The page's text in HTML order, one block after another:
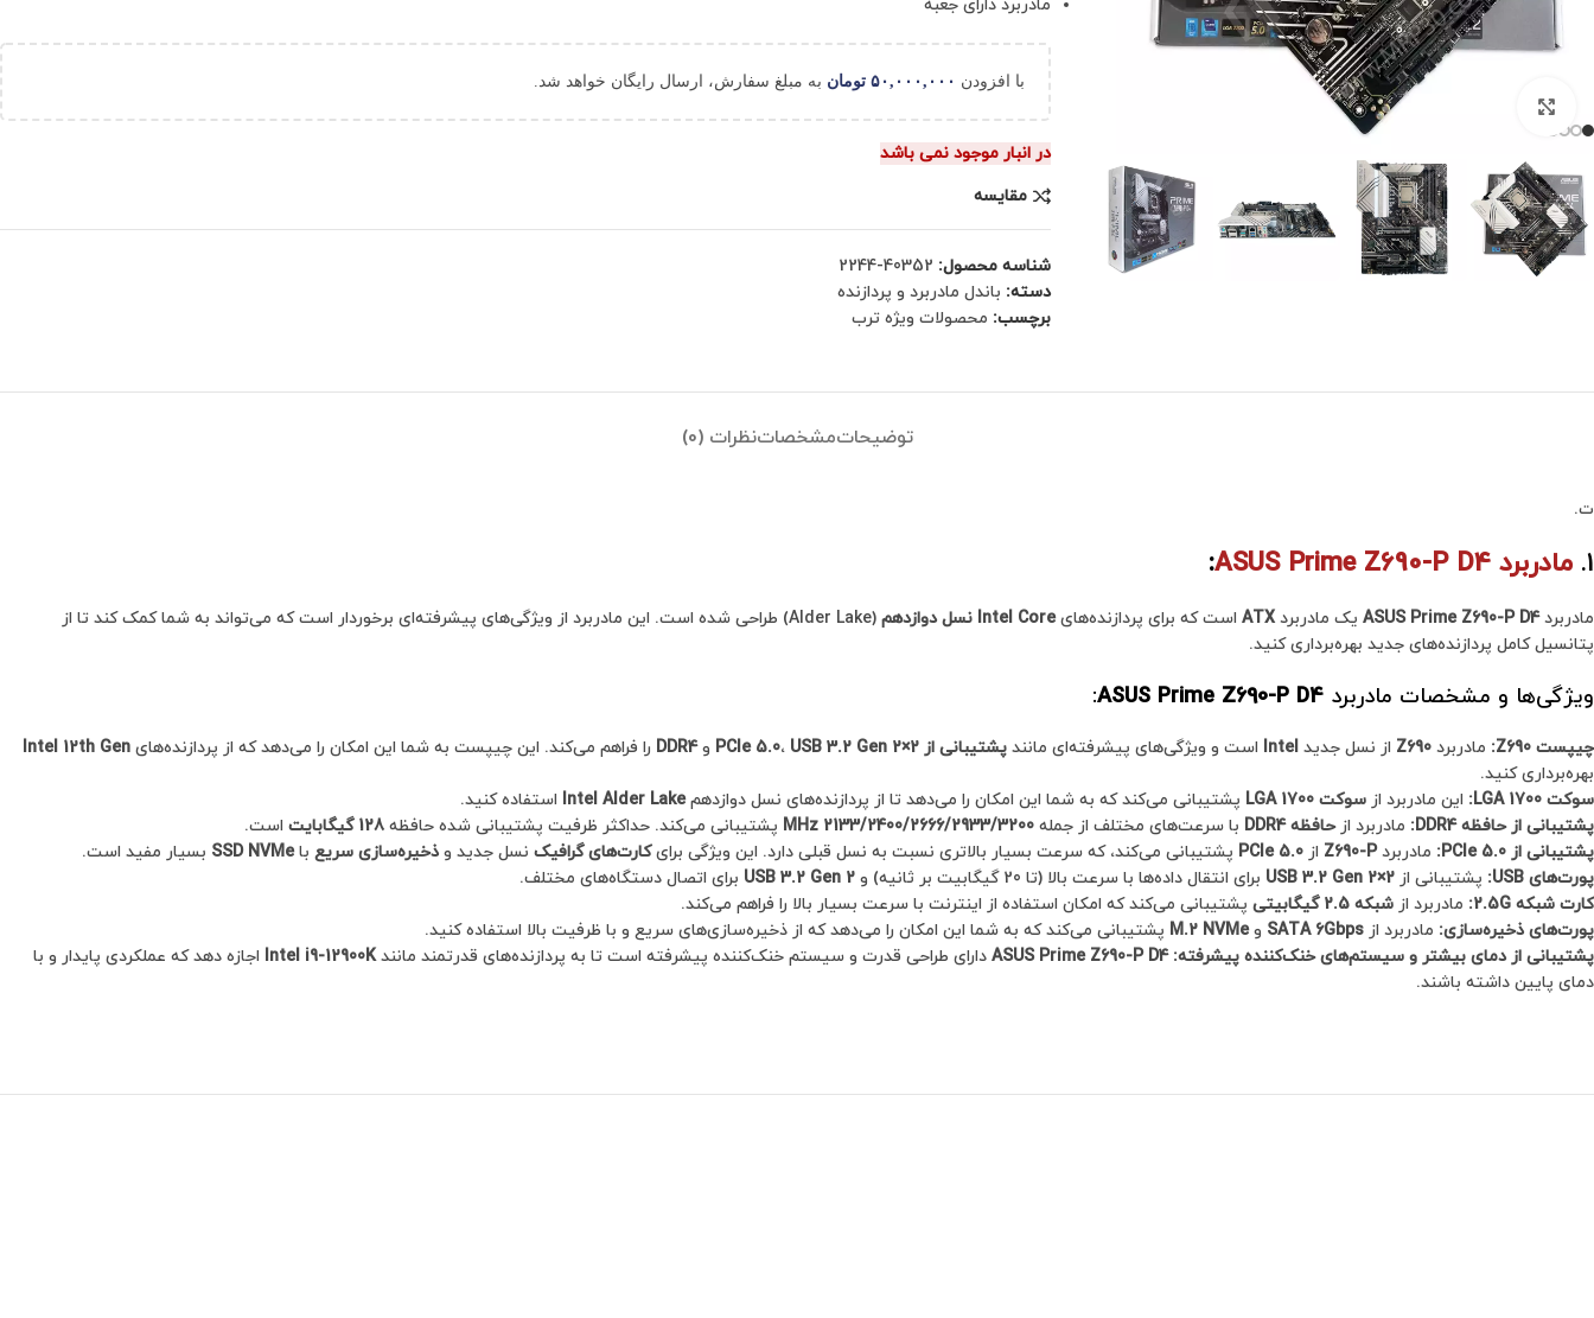
برای بزرگنمایی کلیک کنید
مادربرد دارای جعبه
با افزودن ۵۰,۰۰۰,۰۰۰ تومان به مبلغ سفارش، ارسال رایگان خواهد شد.
در انبار موجود نمی باشد
مقایسه
شناسه محصول: 40352-2244
دسته: باندل مادربرد و پردازنده
برچسب: محصولات ویژه ترب
توضیحاتمشخصاتنظرات (0)
ت.
1. مادربرد ASUS Prime Z690-P D4 :
مادربردASUS Prime Z690-P D4 یک مادربرد ATX است که برای پردازنده‌هایIntel Core نسل دوازدهم
(Alder Lake) طراحی شده است. این مادربرد از ویژگی‌های پیشرفته‌ای برخوردار است که می‌تواند به شما کمک کند تا از
پتانسیل کامل پردازنده‌های جدید بهره‌برداری کنید.
ویژگی‌ها و مشخصات مادربرد ASUS Prime Z690-P D4
:
چیپست Z690: مادربرد Z690 از نسل جدید Intel است و ویژگی‌های پیشرفته‌ای مانند پشتیبانی از PCIe 5.0 ، USB 3.2 Gen 2×2 وDDR4 را فراهم می‌کند. این چیپست به شما این امکان را می‌دهد که از پردازنده‌های Intel 12th Gen
بهره‌برداری کنید.
سوکت LGA 1700:
این مادربرد از سوکت LGA 1700 پشتیبانی می‌کند که به شما این امکان را می‌دهد تا از پردازنده‌های نسل دوازدهمIntel Alder Lake استفاده کنید.
پشتیبانی از حافظه DDR4:
مادربرد ازحافظه DDR4 با سرعت‌های مختلف از جمله 2133/2400/2666/2933/3200 MHz پشتیبانی می‌کند. حداکثر ظرفیت پشتیبانی شده حافظه 128 گیگابایت
است.
پشتیبانی از PCIe 5.0:
مادربردZ690-P از PCIe 5.0 پشتیبانی می‌کند، که سرعت بسیار بالاتری نسبت به نسل قبلی دارد. این ویژگی برایکارت‌های گرافیک نسل جدید و ذخیره‌سازی سریع باSSD NVMe بسیار مفید است.
پورت‌های USB:
پشتیبانی از USB 3.2 Gen 2×2 برای انتقال داده‌ها با سرعت بالا (تا 20 گیگابیت بر ثانیه) و USB 3.2 Gen 2 برای اتصال دستگاه‌های مختلف.
کارت شبکه 2.5G:
مادربرد از شبکه 2.5 گیگابیتی
پشتیبانی می‌کند که امکان استفاده از اینترنت با سرعت بسیار بالا را فراهم می‌کند.
پورت‌های ذخیره‌سازی: مادربرد از SATA 6Gbps وM.2 NVMe پشتیبانی می‌کند که به شما این امکان را می‌دهد که از ذخیره‌سازی‌های سریع و با ظرفیت بالا استفاده کنید.
پشتیبانی از دمای بیشتر و سیستم‌های خنک‌کننده پیشرفته: ASUS Prime Z690-P D4 دارای طراحی قدرت و سیستم خنک‌کننده پیشرفته است تا به پردازنده‌های قدرتمند مانندIntel i9-12900K اجازه دهد که عملکردی پایدار و با
دمای پایین داشته باشند.